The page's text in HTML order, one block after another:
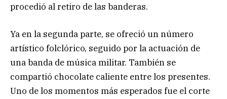
procedió al retiro de las banderas.
Ya en la segunda parte, se ofreció un número
artístico folclórico, seguido por la actuación de
una banda de música militar. También se
compartió chocolate caliente entre los presentes.
Uno de los momentos más esperados fue el corte